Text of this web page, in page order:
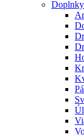
Doplnky